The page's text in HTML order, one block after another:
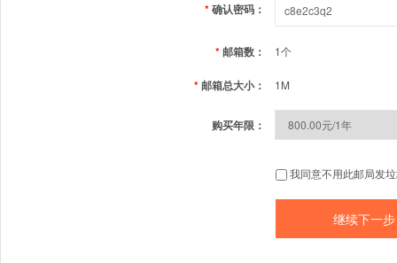
*确认密码：
*邮箱数： 1个
*邮箱总大小： 1M
购买年限：
我同意不用此邮局发